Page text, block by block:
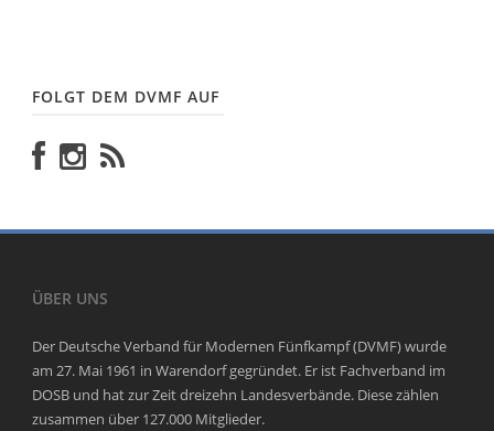
FOLGT DEM DVMF AUF
ÜBER UNS
Der Deutsche Verband für Modernen Fünfkampf (DVMF) wurde
am 27. Mai 1961 in Warendorf gegründet. Er ist Fachverband im
DOSB und hat zur Zeit dreizehn Landesverbände. Diese zählen
zusammen über 127.000 Mitglieder.